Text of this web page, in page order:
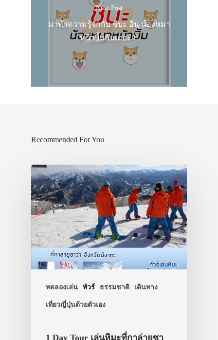
Next Post
มาทำความรู้จักกับ ชิบะ อินุ น้องหมา
หน้ายิ้มกันเถอะ !!
Recommended For You
ทดลองเล่น ทัวร์ ธรรมชาติ เดินทาง
เที่ยวญี่ปุ่นด้วยตัวเอง
1 Day Tour เล่นหิมะที่กาล่ายุซา